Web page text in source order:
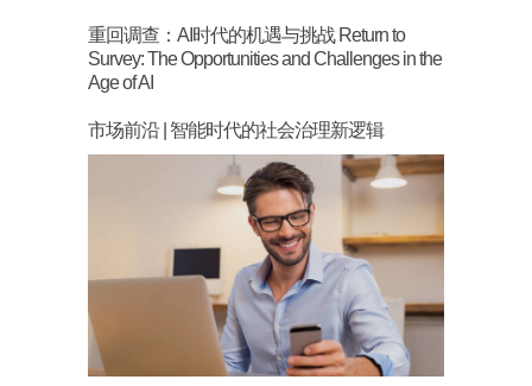
重回调查：AI时代的机遇与挑战 Return to
Survey: The Opportunities and Challenges in the
Age of AI
市场前沿 | 智能时代的社会治理新逻辑